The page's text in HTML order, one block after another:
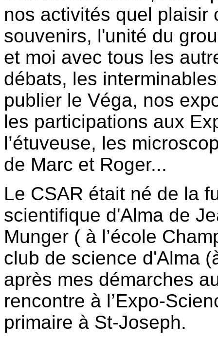
nos activités quel plaisir
souvenirs, l'unité du
et moi avec tous les
débats, les
publier le Véga, nos
les participations aux
l’étuveuse, les
de Marc et Roger...
Le CSAR était né de la
scientifique d'Alma de
Munger ( à l’école
club de science d'Alma
après mes démarches
rencontre à l’Expo-
primaire à St-Joseph.